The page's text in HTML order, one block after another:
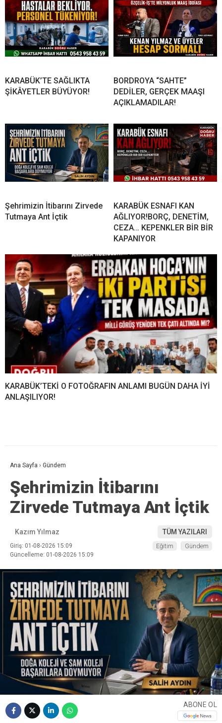
KARABÜK’TE SAĞLIKTA
ŞİKÂYETLER BÜYÜYOR!
BORDROYA “SAHTE”
DEDİLER, GERÇEK MAAŞI
AÇIKLAMADILAR!
Şehrimizin İtibarını Zirvede
Tutmaya Ant İçtik
KARABÜK ESNAFI KAN
AĞLIYOR!BORÇ, DENETİM,
CEZA… KEPENKLER BİR BİR
KAPANIYOR
KARABÜK’TEKİ O FOTOĞRAFIN ANLAMI BUGÜN DAHA İYİ
ANLAŞILIYOR!
Ana Sayfa › Gündem
Şehrimizin İtibarını
Zirvede Tutmaya Ant İçtik
Kazım Yılmaz TÜM YAZILARI
Giriş: 01-08-2026 15:09
Güncelleme: 01-08-2026 15:09
Eğitim Gündem
ABONE OL